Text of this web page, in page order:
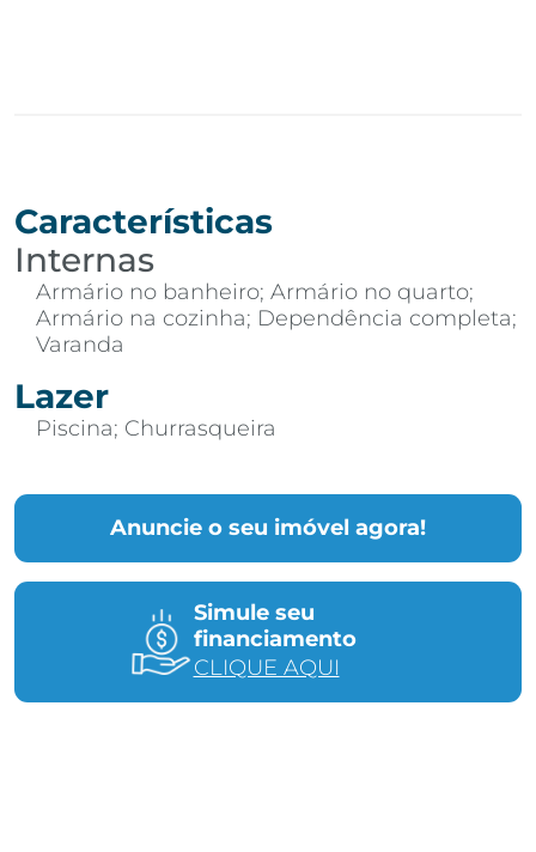
Anuncie o seu imóvel agora!
Simule seu
financiamento
CLIQUE AQUI
Características
Internas
Armário no banheiro; Armário no quarto;
Armário na cozinha; Dependência completa;
Varanda
Lazer
Piscina; Churrasqueira